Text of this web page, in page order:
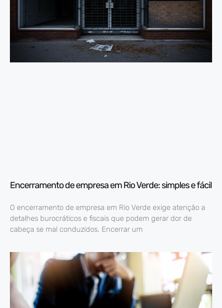
Encerramento de empresa em Rio Verde: simples e fácil
O encerramento de empresa em Rio Verde exige atenção a
detalhes burocráticos e fiscais que podem gerar dor de
cabeça se mal conduzidos. Encerrar um